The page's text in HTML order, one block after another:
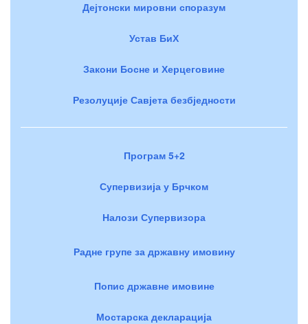
Дејтонски мировни споразум
Устав БиХ
Закони Босне и Херцеговине
Резолуције Савјета безбједности
Програм 5+2
Супервизија у Брчком
Налози Супервизора
Радне групе за државну имовину
Попис државне имовине
Мостарска декларација